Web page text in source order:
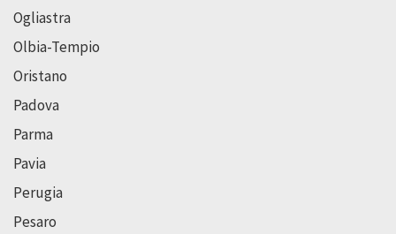
Ogliastra
Olbia-Tempio
Oristano
Padova
Parma
Pavia
Perugia
Pesaro